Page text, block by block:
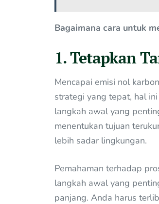
Bagaimana cara untuk
1. Tetapkan
Mencapai emisi nol
strategi yang tepat, hal
langkah awal yang
menentukan tujuan
lebih sadar lingkungan.
Pemahaman terhadap
langkah awal yang
panjang. Anda harus